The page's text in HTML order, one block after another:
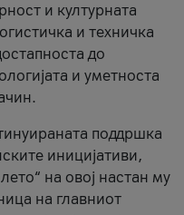
и културната
и техничка
до
и уметноста
поддршка
иницијативи,
на овој настан му
на главниот